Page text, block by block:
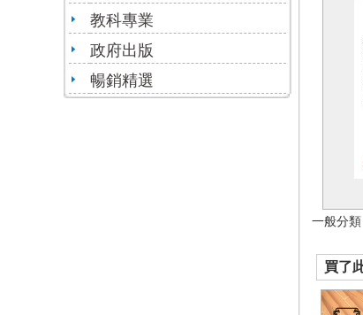
教科專業
政府出版
暢銷精選
一般分類
買了